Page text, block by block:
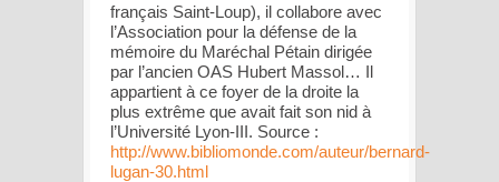
français Saint-Loup), il collabore avec
l’Association pour la défense de la
mémoire du Maréchal Pétain dirigée
par l’ancien OAS Hubert Massol… Il
appartient à ce foyer de la droite la
plus extrême que avait fait son nid à
l’Université Lyon-III. Source :
http://www.bibliomonde.com/auteur/bernard-
lugan-30.html